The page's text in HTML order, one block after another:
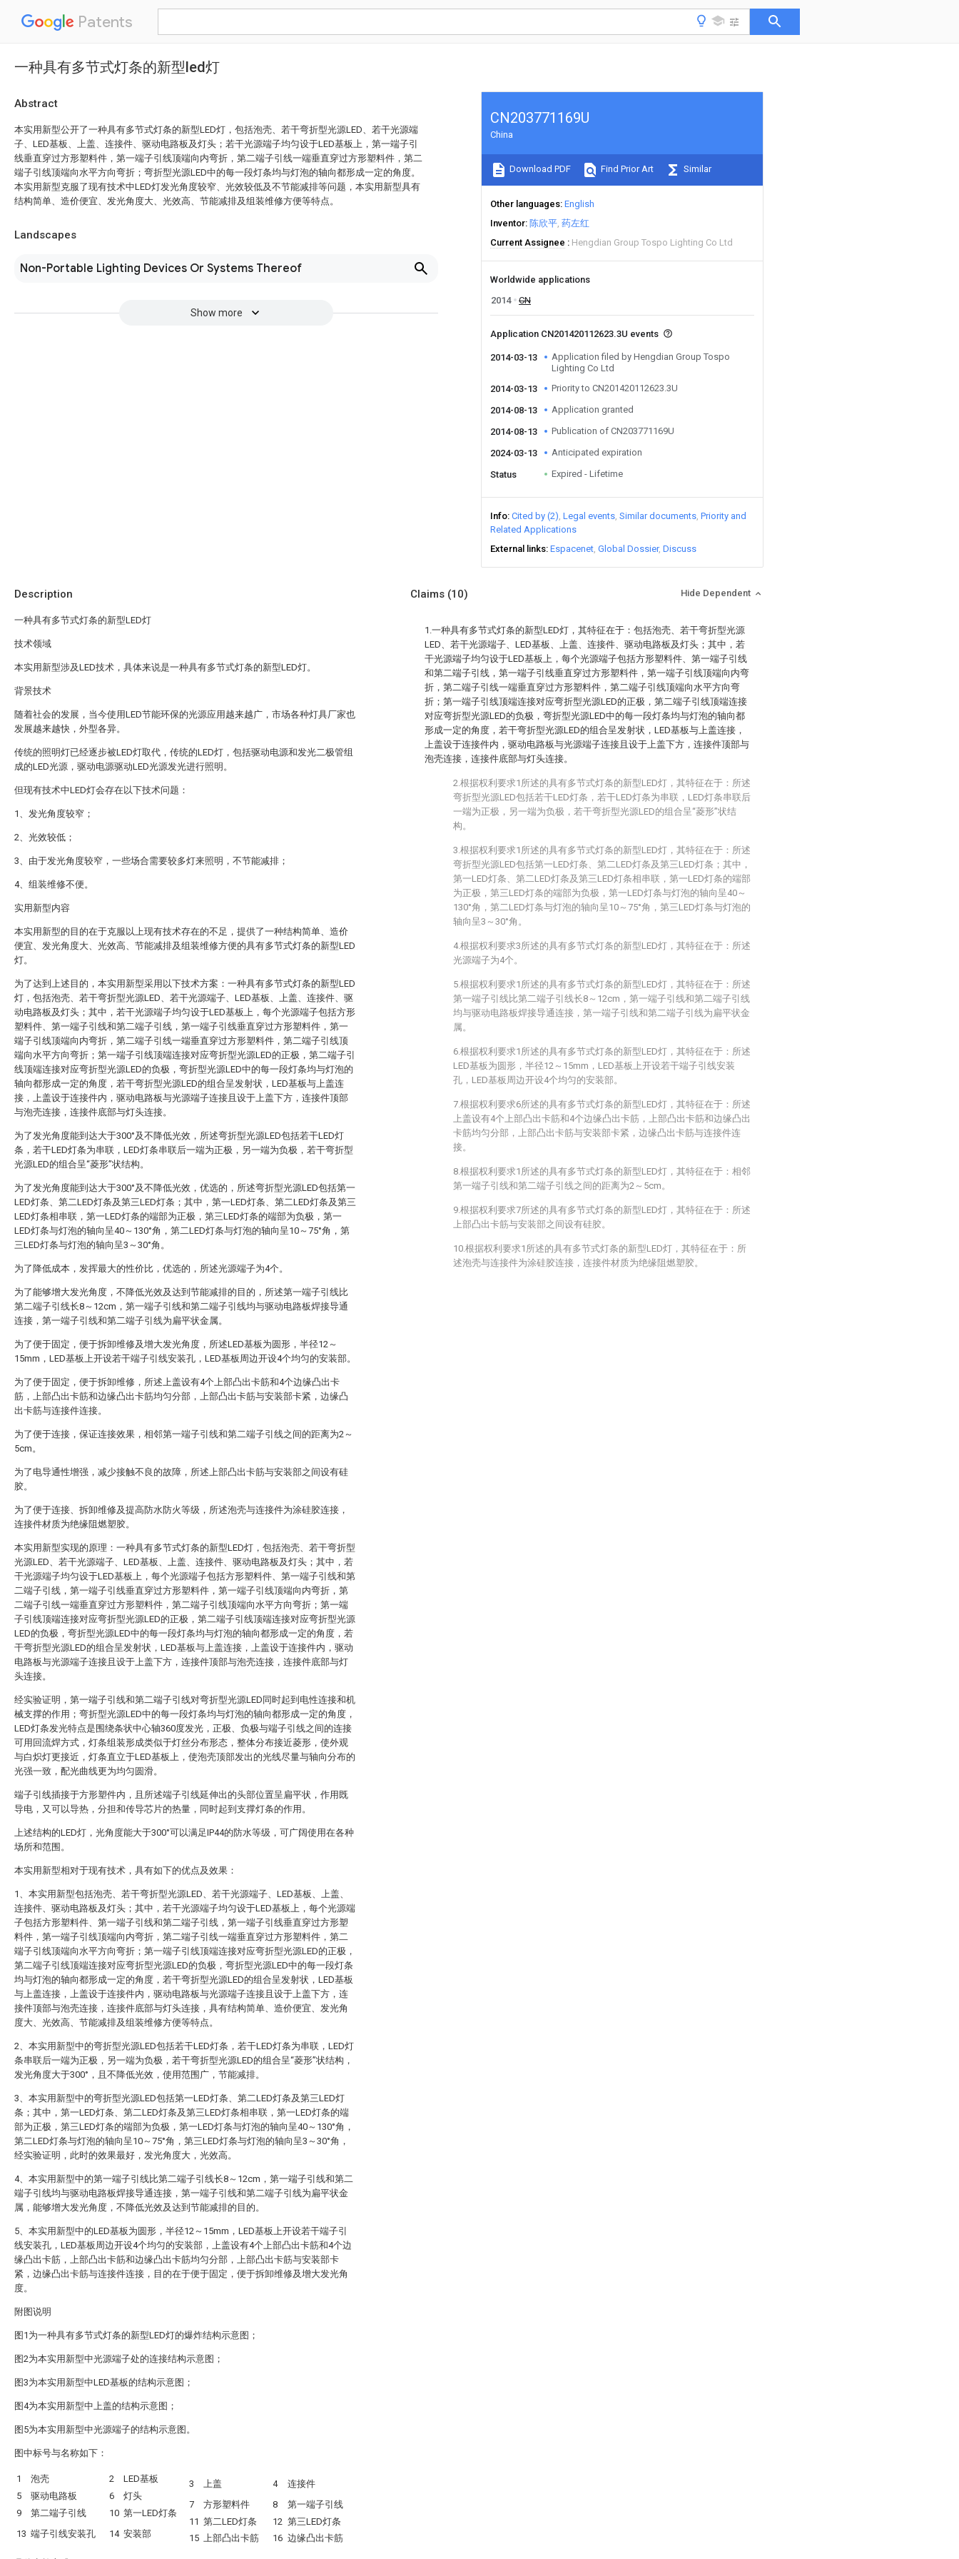
Patents
一种具有多节式灯条的新型led灯
Abstract
本实用新型公开了一种具有多节式灯条的新型LED灯，包括泡壳、若干弯折型光源LED、若干光源端
子、LED基板、上盖、连接件、驱动电路板及灯头；若干光源端子均匀设于LED基板上，第一端子引
线垂直穿过方形塑料件，第一端子引线顶端向内弯折，第二端子引线一端垂直穿过方形塑料件，第二
端子引线顶端向水平方向弯折；弯折型光源LED中的每一段灯条均与灯泡的轴向都形成一定的角度。
本实用新型克服了现有技术中LED灯发光角度较窄、光效较低及不节能减排等问题，本实用新型具有
结构简单、造价便宜、发光角度大、光效高、节能减排及组装维修方便等特点。
Landscapes
Non-Portable Lighting Devices Or Systems Thereof
Show more
CN203771169U
China
Download PDF Find Prior Art Similar
Other languages English
Inventor 陈欣平 药左红
Current Assignee
Hengdian Group Tospo Lighting Co Ltd
Worldwide applications
2014
CN
Application CN201420112623.3U events
2014-03-13
Application filed by Hengdian Group Tospo
Lighting Co Ltd
2014-03-13
Priority to CN201420112623.3U
2014-08-13 Application granted
2014-08-13 Publication of CN203771169U
2024-03-13 Anticipated expiration
Status Expired - Lifetime
Info Cited by (2) Legal events Similar documents Priority and
Related Applications
External links Espacenet Global Dossier Discuss
Description
一种具有多节式灯条的新型LED灯
技术领域
本实用新型涉及LED技术，具体来说是一种具有多节式灯条的新型LED灯。
背景技术
随着社会的发展，当今使用LED节能环保的光源应用越来越广，市场各种灯具厂家也
发展越来越快，外型各异。
传统的照明灯已经逐步被LED灯取代，传统的LED灯，包括驱动电源和发光二极管组
成的LED光源，驱动电源驱动LED光源发光进行照明。
但现有技术中LED灯会存在以下技术问题：
1、发光角度较窄；
2、光效较低；
3、由于发光角度较窄，一些场合需要较多灯来照明，不节能减排；
4、组装维修不便。
实用新型内容
本实用新型的目的在于克服以上现有技术存在的不足，提供了一种结构简单、造价
便宜、发光角度大、光效高、节能减排及组装维修方便的具有多节式灯条的新型LED
灯。
为了达到上述目的，本实用新型采用以下技术方案：一种具有多节式灯条的新型LED
灯，包括泡壳、若干弯折型光源LED、若干光源端子、LED基板、上盖、连接件、驱
动电路板及灯头；其中，若干光源端子均匀设于LED基板上，每个光源端子包括方形
塑料件、第一端子引线和第二端子引线，第一端子引线垂直穿过方形塑料件，第一
端子引线顶端向内弯折，第二端子引线一端垂直穿过方形塑料件，第二端子引线顶
端向水平方向弯折；第一端子引线顶端连接对应弯折型光源LED的正极，第二端子引
线顶端连接对应弯折型光源LED的负极，弯折型光源LED中的每一段灯条均与灯泡的
轴向都形成一定的角度，若干弯折型光源LED的组合呈发射状，LED基板与上盖连
接，上盖设于连接件内，驱动电路板与光源端子连接且设于上盖下方，连接件顶部
与泡壳连接，连接件底部与灯头连接。
为了发光角度能到达大于300°及不降低光效，所述弯折型光源LED包括若干LED灯
条，若干LED灯条为串联，LED灯条串联后一端为正极，另一端为负极，若干弯折型
光源LED的组合呈“菱形”状结构。
为了发光角度能到达大于300°及不降低光效，优选的，所述弯折型光源LED包括第一
LED灯条、第二LED灯条及第三LED灯条；其中，第一LED灯条、第二LED灯条及第三
LED灯条相串联，第一LED灯条的端部为正极，第三LED灯条的端部为负极，第一
LED灯条与灯泡的轴向呈40～130°角，第二LED灯条与灯泡的轴向呈10～75°角，第
三LED灯条与灯泡的轴向呈3～30°角。
为了降低成本，发挥最大的性价比，优选的，所述光源端子为4个。
为了能够增大发光角度，不降低光效及达到节能减排的目的，所述第一端子引线比
第二端子引线长8～12cm，第一端子引线和第二端子引线均与驱动电路板焊接导通
连接，第一端子引线和第二端子引线为扁平状金属。
为了便于固定，便于拆卸维修及增大发光角度，所述LED基板为圆形，半径12～
15mm，LED基板上开设若干端子引线安装孔，LED基板周边开设4个均匀的安装部。
为了便于固定，便于拆卸维修，所述上盖设有4个上部凸出卡筋和4个边缘凸出卡
筋，上部凸出卡筋和边缘凸出卡筋均匀分部，上部凸出卡筋与安装部卡紧，边缘凸
出卡筋与连接件连接。
为了便于连接，保证连接效果，相邻第一端子引线和第二端子引线之间的距离为2～
5cm。
为了电导通性增强，减少接触不良的故障，所述上部凸出卡筋与安装部之间设有硅
胶。
为了便于连接、拆卸维修及提高防水防火等级，所述泡壳与连接件为涂硅胶连接，
连接件材质为绝缘阻燃塑胶。
本实用新型实现的原理：一种具有多节式灯条的新型LED灯，包括泡壳、若干弯折型
光源LED、若干光源端子、LED基板、上盖、连接件、驱动电路板及灯头；其中，若
干光源端子均匀设于LED基板上，每个光源端子包括方形塑料件、第一端子引线和第
二端子引线，第一端子引线垂直穿过方形塑料件，第一端子引线顶端向内弯折，第
二端子引线一端垂直穿过方形塑料件，第二端子引线顶端向水平方向弯折；第一端
子引线顶端连接对应弯折型光源LED的正极，第二端子引线顶端连接对应弯折型光源
LED的负极，弯折型光源LED中的每一段灯条均与灯泡的轴向都形成一定的角度，若
干弯折型光源LED的组合呈发射状，LED基板与上盖连接，上盖设于连接件内，驱动
电路板与光源端子连接且设于上盖下方，连接件顶部与泡壳连接，连接件底部与灯
头连接。
经实验证明，第一端子引线和第二端子引线对弯折型光源LED同时起到电性连接和机
械支撑的作用；弯折型光源LED中的每一段灯条均与灯泡的轴向都形成一定的角度，
LED灯条发光特点是围绕条状中心轴360度发光，正极、负极与端子引线之间的连接
可用回流焊方式，灯条组装形成类似于灯丝分布形态，整体分布接近菱形，使外观
与白炽灯更接近，灯条直立于LED基板上，使泡壳顶部发出的光线尽量与轴向分布的
光强一致，配光曲线更为均匀圆滑。
端子引线插接于方形塑件内，且所述端子引线延伸出的头部位置呈扁平状，作用既
导电，又可以导热，分担和传导芯片的热量，同时起到支撑灯条的作用。
上述结构的LED灯，光角度能大于300°可以满足IP44的防水等级，可广阔使用在各种
场所和范围。
本实用新型相对于现有技术，具有如下的优点及效果：
1、本实用新型包括泡壳、若干弯折型光源LED、若干光源端子、LED基板、上盖、
连接件、驱动电路板及灯头；其中，若干光源端子均匀设于LED基板上，每个光源端
子包括方形塑料件、第一端子引线和第二端子引线，第一端子引线垂直穿过方形塑
料件，第一端子引线顶端向内弯折，第二端子引线一端垂直穿过方形塑料件，第二
端子引线顶端向水平方向弯折；第一端子引线顶端连接对应弯折型光源LED的正极，
第二端子引线顶端连接对应弯折型光源LED的负极，弯折型光源LED中的每一段灯条
均与灯泡的轴向都形成一定的角度，若干弯折型光源LED的组合呈发射状，LED基板
与上盖连接，上盖设于连接件内，驱动电路板与光源端子连接且设于上盖下方，连
接件顶部与泡壳连接，连接件底部与灯头连接，具有结构简单、造价便宜、发光角
度大、光效高、节能减排及组装维修方便等特点。
2、本实用新型中的弯折型光源LED包括若干LED灯条，若干LED灯条为串联，LED灯
条串联后一端为正极，另一端为负极，若干弯折型光源LED的组合呈“菱形”状结构，
发光角度大于300°，且不降低光效，使用范围广，节能减排。
3、本实用新型中的弯折型光源LED包括第一LED灯条、第二LED灯条及第三LED灯
条；其中，第一LED灯条、第二LED灯条及第三LED灯条相串联，第一LED灯条的端
部为正极，第三LED灯条的端部为负极，第一LED灯条与灯泡的轴向呈40～130°角，
第二LED灯条与灯泡的轴向呈10～75°角，第三LED灯条与灯泡的轴向呈3～30°角，
经实验证明，此时的效果最好，发光角度大，光效高。
4、本实用新型中的第一端子引线比第二端子引线长8～12cm，第一端子引线和第二
端子引线均与驱动电路板焊接导通连接，第一端子引线和第二端子引线为扁平状金
属，能够增大发光角度，不降低光效及达到节能减排的目的。
5、本实用新型中的LED基板为圆形，半径12～15mm，LED基板上开设若干端子引
线安装孔，LED基板周边开设4个均匀的安装部，上盖设有4个上部凸出卡筋和4个边
缘凸出卡筋，上部凸出卡筋和边缘凸出卡筋均匀分部，上部凸出卡筋与安装部卡
紧，边缘凸出卡筋与连接件连接，目的在于便于固定，便于拆卸维修及增大发光角
度。
附图说明
图1为一种具有多节式灯条的新型LED灯的爆炸结构示意图；
图2为本实用新型中光源端子处的连接结构示意图；
图3为本实用新型中LED基板的结构示意图；
图4为本实用新型中上盖的结构示意图；
图5为本实用新型中光源端子的结构示意图。
图中标号与名称如下：
1 泡壳 2 LED基板 3 上盖 4
连接件
5
驱动电路板 6
灯头
7
方形塑料件 8
第一端子引线
9
第二端子引线 10 第一LED灯条
11 第二LED灯条 12 第三LED灯条
13 端子引线安装孔 14 安装部 15 上部凸出卡筋 16 边缘凸出卡筋
Claims (10) Hide Dependent
1.一种具有多节式灯条的新型LED灯，其特征在于：包括泡壳、若干弯折型光源
LED、若干光源端子、LED基板、上盖、连接件、驱动电路板及灯头；其中，若
干光源端子均匀设于LED基板上，每个光源端子包括方形塑料件、第一端子引线
和第二端子引线，第一端子引线垂直穿过方形塑料件，第一端子引线顶端向内弯
折，第二端子引线一端垂直穿过方形塑料件，第二端子引线顶端向水平方向弯
折；第一端子引线顶端连接对应弯折型光源LED的正极，第二端子引线顶端连接
对应弯折型光源LED的负极，弯折型光源LED中的每一段灯条均与灯泡的轴向都
形成一定的角度，若干弯折型光源LED的组合呈发射状，LED基板与上盖连接，
上盖设于连接件内，驱动电路板与光源端子连接且设于上盖下方，连接件顶部与
泡壳连接，连接件底部与灯头连接。
2.根据权利要求1所述的具有多节式灯条的新型LED灯，其特征在于：所述
弯折型光源LED包括若干LED灯条，若干LED灯条为串联，LED灯条串联后
一端为正极，另一端为负极，若干弯折型光源LED的组合呈“菱形”状结
构。
3.根据权利要求1所述的具有多节式灯条的新型LED灯，其特征在于：所述
弯折型光源LED包括第一LED灯条、第二LED灯条及第三LED灯条；其中，
第一LED灯条、第二LED灯条及第三LED灯条相串联，第一LED灯条的端部
为正极，第三LED灯条的端部为负极，第一LED灯条与灯泡的轴向呈40～
130°角，第二LED灯条与灯泡的轴向呈10～75°角，第三LED灯条与灯泡的
轴向呈3～30°角。
4.根据权利要求3所述的具有多节式灯条的新型LED灯，其特征在于：所述
光源端子为4个。
5.根据权利要求1所述的具有多节式灯条的新型LED灯，其特征在于：所述
第一端子引线比第二端子引线长8～12cm，第一端子引线和第二端子引线
均与驱动电路板焊接导通连接，第一端子引线和第二端子引线为扁平状金
属。
6.根据权利要求1所述的具有多节式灯条的新型LED灯，其特征在于：所述
LED基板为圆形，半径12～15mm，LED基板上开设若干端子引线安装
孔，LED基板周边开设4个均匀的安装部。
7.根据权利要求6所述的具有多节式灯条的新型LED灯，其特征在于：所述
上盖设有4个上部凸出卡筋和4个边缘凸出卡筋，上部凸出卡筋和边缘凸出
卡筋均匀分部，上部凸出卡筋与安装部卡紧，边缘凸出卡筋与连接件连
接。
8.根据权利要求1所述的具有多节式灯条的新型LED灯，其特征在于：相邻
第一端子引线和第二端子引线之间的距离为2～5cm。
9.根据权利要求7所述的具有多节式灯条的新型LED灯，其特征在于：所述
上部凸出卡筋与安装部之间设有硅胶。
10.根据权利要求1所述的具有多节式灯条的新型LED灯，其特征在于：所
述泡壳与连接件为涂硅胶连接，连接件材质为绝缘阻燃塑胶。